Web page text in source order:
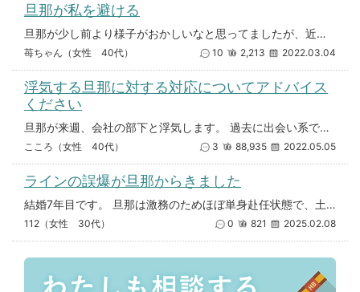
旦那が私を避ける
旦那が少し前より様子がおかしいなと思ってましたが、近頃はそれが加速してるような気がします。 話しかけても目も合わせず、
苺ちゃん（女性 40代） 10 2,213 2022.03.04
浮気する旦那に対する対応についてアドバイス
ください
旦那が来週、会社の部下と浮気します。 過去に出会い系で遊んでいた旦那、私にバレたことと、このコロナ禍で2年くらいは大人し
こころ（女性 40代） 3 88,935 2022.05.05
ラインの誤爆が旦那からきました
結婚7年目です。 旦那は激務のためほぼ単身赴任状態で、土日だけ家に帰ってきます。 今日ラインの誤爆が送られてきました。「
112（女性 30代） 0 821 2025.02.08